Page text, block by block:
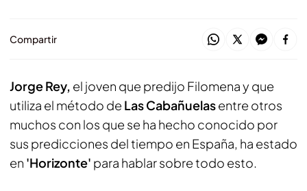
Compartir
Jorge Rey, el joven que predijo Filomena y que
utiliza el método de Las Cabañuelasentre otros
muchos con los que se ha hecho conocido por
sus predicciones del tiempo en España, ha estado
en 'Horizonte' para hablar sobre todo esto.